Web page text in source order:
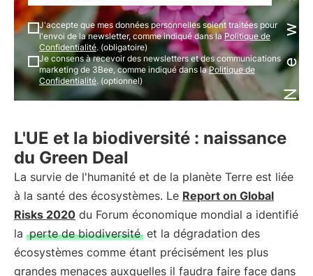
J'accepte que mes données personnelles soient traitées pour
l'envoi de la newsletter, comme indiqué dans laPolitique de
Confidentialité. (obligatoire)
Je consens à recevoir des newsletters et des communications
marketing de 3Bee, comme indiqué dans laPolitique de
Confidentialité. (optionnel)
L'UE et la biodiversité : naissance
du Green Deal
La survie de l'humanité et de la planète Terre est liée
à la santé des écosystèmes. Le Report on Global
Risks 2020 du Forum économique mondial a identifié
la perte de biodiversité et la dégradation des
écosystèmes comme étant précisément les plus
grandes menaces auxquelles il faudra faire face dans